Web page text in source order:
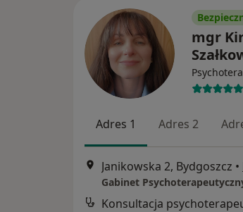
mgr
Adres 1 Adres 2
Janikowska 2, Bydgoszcz •
Konsultacja